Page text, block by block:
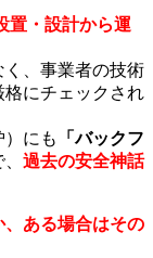
・設計から運
く、事業者の技術
にチェックされ
）にも
「バックフ
過去の安全神話
ある場合はその